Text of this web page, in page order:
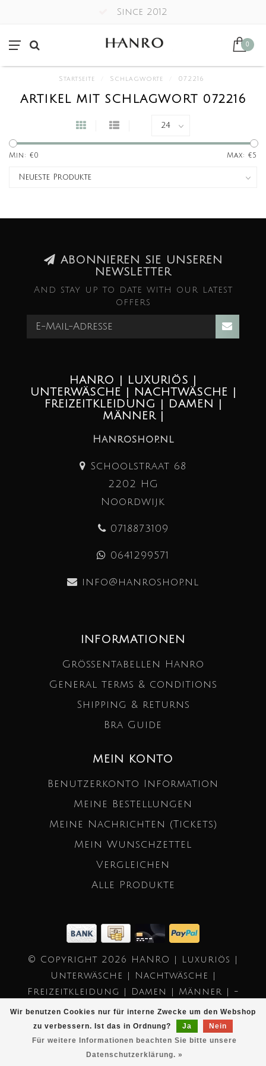
Since 2012
0
Startseite Schlagworte 072216
ARTIKEL MIT SCHLAGWORT 072216
Min: €0 Max: €5
Wir benutzen Cookies nur für interne Zwecke um den Webshop
zu verbessern. Ist das in Ordnung?
Ja
Nein
Für weitere Informationen beachten Sie bitte unsere
Datenschutzerklärung. »
ABONNIEREN SIE UNSEREN
NEWSLETTER
And stay up to date with our latest
offers
HANRO | LUXURIÖS |
UNTERWÄSCHE | NACHTWÄSCHE |
FREIZEITKLEIDUNG | DAMEN |
MÄNNER |
Hanroshop.nl
Schoolstraat 68
2202 HG
Noordwijk
0718873109
0641299571
info@hanroshop.nl
INFORMATIONEN
Größentabellen Hanro
General terms & conditions
Shipping & returns
Bra Guide
MEIN KONTO
Benutzerkonto Information
Meine Bestellungen
Meine Nachrichten (Tickets)
Mein Wunschzettel
Vergleichen
Alle Produkte
© Copyright 2026 HANRO | Luxuriös |
Unterwäsche | Nachtwäsche |
Freizeitkleidung | Damen | Männer | -
Powered by
Lightspeed
- Theme by
Dyvelopment